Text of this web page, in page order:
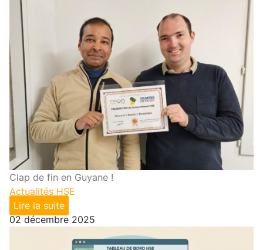
Clap de fin en Guyane !
Actualités HSE
Lire la suite
02 décembre 2025